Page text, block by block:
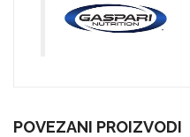
POVEZANI PROIZVODI